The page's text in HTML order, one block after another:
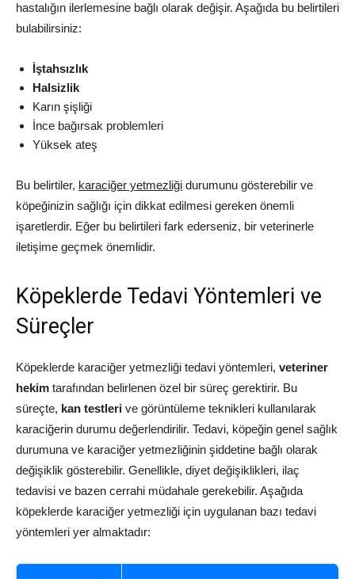
hastalığın ilerlemesine bağlı olarak değişir. Aşağıda bu belirtileri
bulabilirsiniz:
İştahsızlık
Halsizlik
Karın şişliği
İnce bağırsak problemleri
Yüksek ateş
Bu belirtiler, karaciğer yetmezliği durumunu gösterebilir ve
köpeğinizin sağlığı için dikkat edilmesi gereken önemli
işaretlerdir. Eğer bu belirtileri fark ederseniz, bir veterinerle
iletişime geçmek önemlidir.
Köpeklerde Tedavi Yöntemleri ve
Süreçler
Köpeklerde karaciğer yetmezliği tedavi yöntemleri, veteriner
hekim tarafından belirlenen özel bir süreç gerektirir. Bu
süreçte, kan testleri ve görüntüleme teknikleri kullanılarak
karaciğerin durumu değerlendirilir. Tedavi, köpeğin genel sağlık
durumuna ve karaciğer yetmezliğinin şiddetine bağlı olarak
değişiklik gösterebilir. Genellikle, diyet değişiklikleri, ilaç
tedavisi ve bazen cerrahi müdahale gerekebilir. Aşağıda
köpeklerde karaciğer yetmezliği için uygulanan bazı tedavi
yöntemleri yer almaktadır: